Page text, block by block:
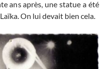
ans après, une statue a été
On lui devait bien cela.